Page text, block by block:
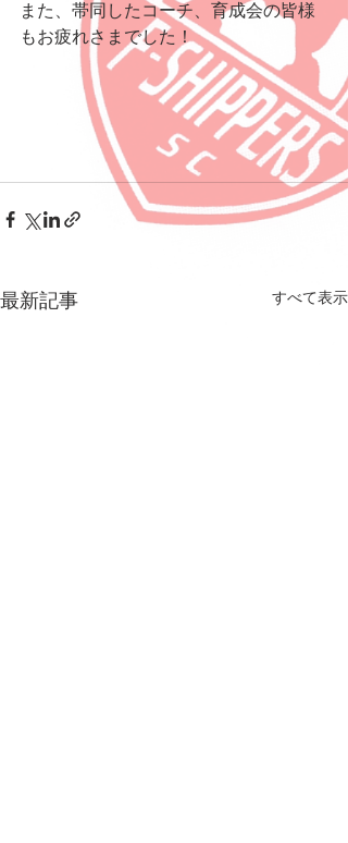
また、帯同したコーチ、育成会の皆様
もお疲れさまでした！
最新記事 すべて表示